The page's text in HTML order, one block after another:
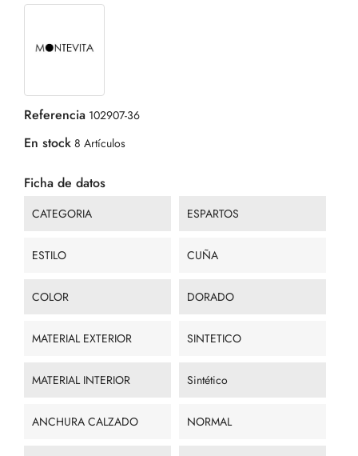
Referencia 102907-36
En stock 8 Artículos
Ficha de datos
CATEGORIA ESPARTOS
ESTILO CUÑA
COLOR DORADO
MATERIAL EXTERIOR SINTETICO
MATERIAL INTERIOR Sintético
ANCHURA CALZADO NORMAL